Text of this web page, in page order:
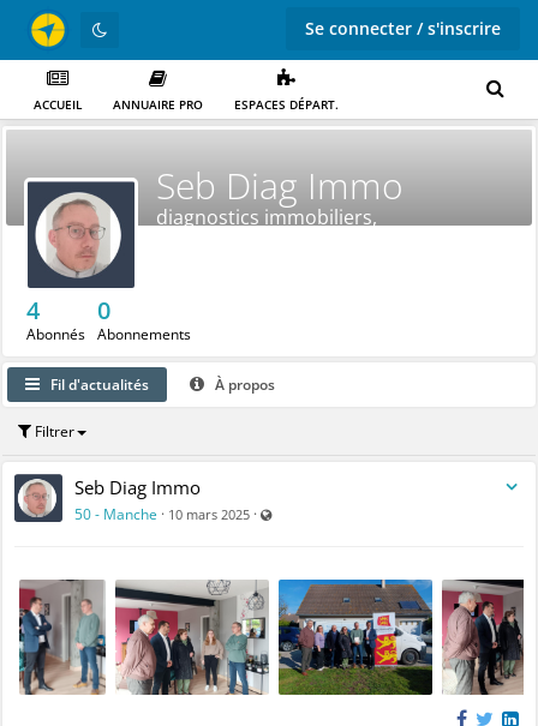
Se connecter / s'inscrire
ACCUEIL ANNUAIRE PRO ESPACES DÉPART.
Seb Diag Immo
diagnostics immobiliers,
4
Abonnés
0
Abonnements
Fil d'actualités À propos
Filtrer
Seb Diag Immo
50 - Manche · 10 mars 2025 ·